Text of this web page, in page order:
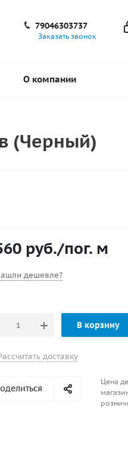
79046303737
Заказать звонок
О компании
(Черный)
руб./пог. м
дешевле?
В корзину
доставку
Цена